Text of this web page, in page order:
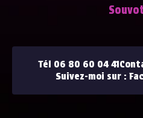
Tél 06 80 60 04 41
Suivez-moi sur :